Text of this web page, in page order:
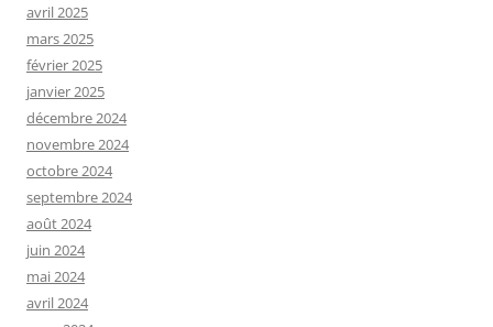
avril 2025
mars 2025
février 2025
janvier 2025
décembre 2024
novembre 2024
octobre 2024
septembre 2024
août 2024
juin 2024
mai 2024
avril 2024